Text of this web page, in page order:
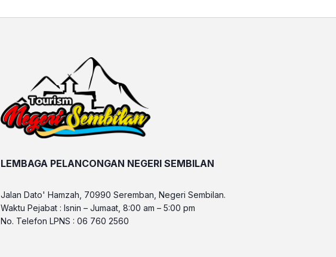
LEMBAGA PELANCONGAN NEGERI SEMBILAN
Jalan Dato' Hamzah, 70990 Seremban, Negeri Sembilan.
Waktu Pejabat : Isnin – Jumaat, 8:00 am – 5:00 pm
No. Telefon LPNS : 06 760 2560